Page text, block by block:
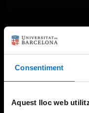
Consentiment
Aquest lloc web